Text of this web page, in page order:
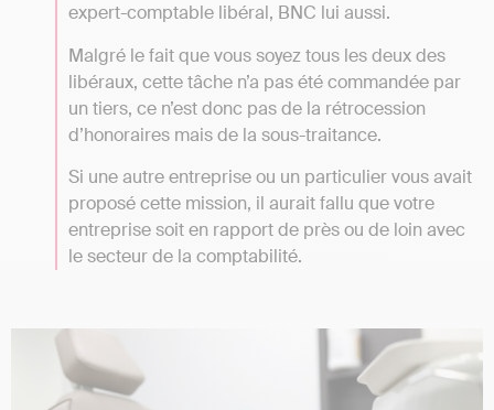
expert-comptable libéral, BNC lui aussi.
Malgré le fait que vous soyez tous les deux des
libéraux, cette tâche n’a pas été commandée par
un tiers, ce n’est donc pas de la rétrocession
d’honoraires mais de la sous-traitance.
Si une autre entreprise ou un particulier vous avait
proposé cette mission, il aurait fallu que votre
entreprise soit en rapport de près ou de loin avec
le secteur de la comptabilité.